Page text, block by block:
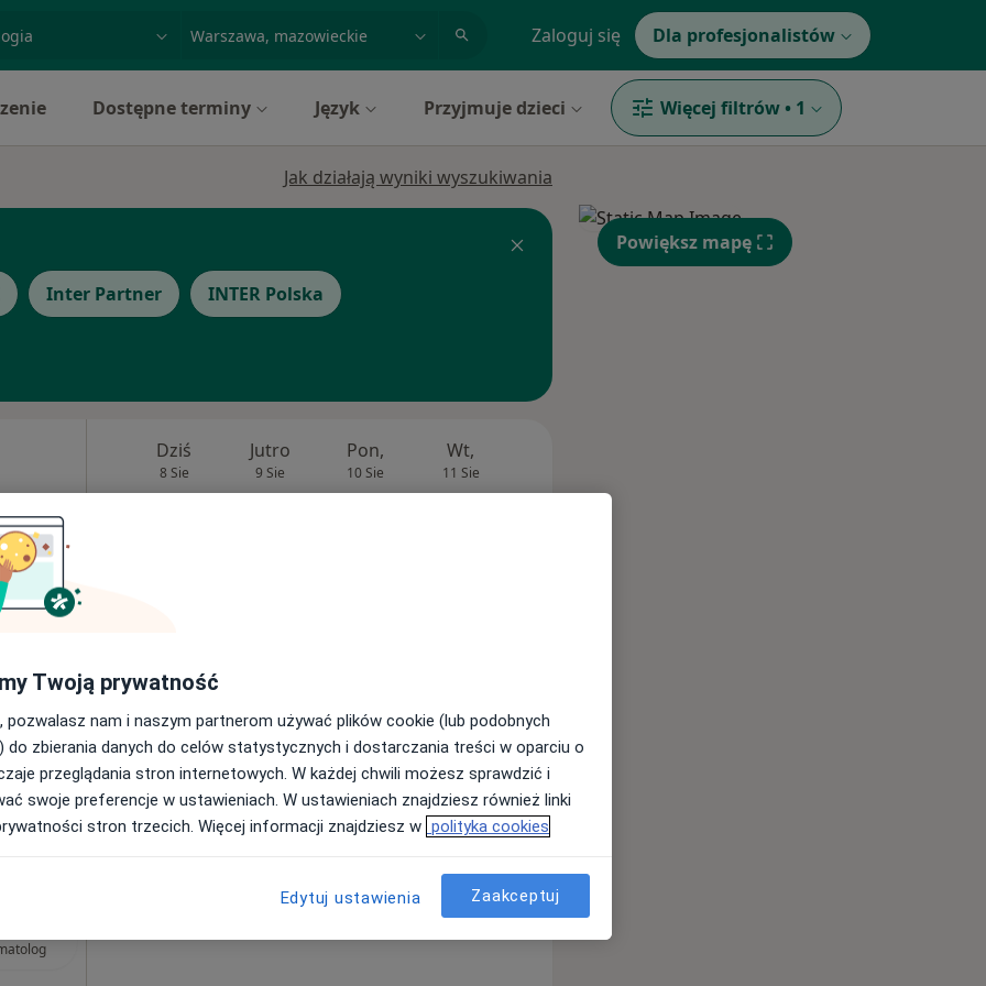
Zaloguj się Dla profesjonalistów
Dostępne terminy Język Przyjmuje dzieci Więcej filtrów • 1
Jak działają wyniki wyszukiwania
Inter Partner INTER Polska
Więcej
Adres 5
• Mapa
199 zł
Dziś
8 Sie
Jutro
9 Sie
Pon,
10 Sie
Wt,
11 Sie
Powiększ mapę
Twoją prywatność
pozwalasz nam i naszym partnerom używać plików cookie (lub podobnych
do zbierania danych do celów statystycznych i dostarczania treści w oparciu o
przeglądania stron internetowych. W każdej chwili możesz sprawdzić i
swoje preferencje w ustawieniach. W ustawieniach znajdziesz również linki
stron trzecich. Więcej informacji znajdziesz w polityka cookies
Edytuj ustawienia Zaakceptuj